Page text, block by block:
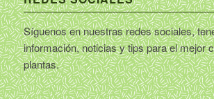
Síguenos en nuestras redes sociales,
información, noticias y tips para el mejor
plantas.